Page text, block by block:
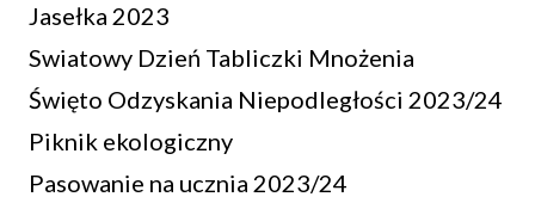
Jasełka 2023
Swiatowy Dzień Tabliczki Mnożenia
Święto Odzyskania Niepodległości 2023/24
Piknik ekologiczny
Pasowanie na ucznia 2023/24